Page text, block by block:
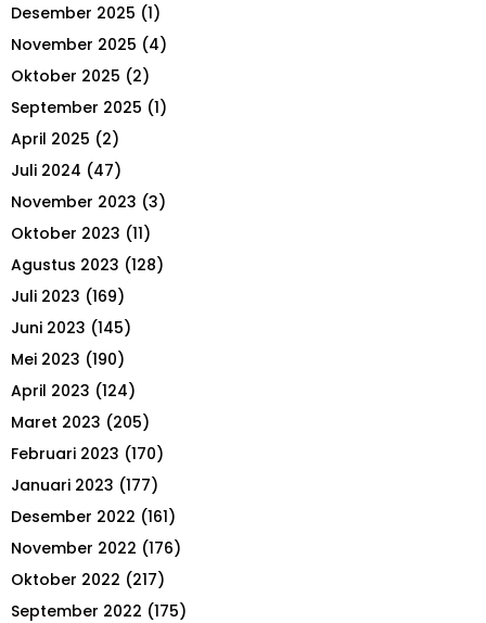
f
o
r
Desember 2025 (1)
November 2025 (4)
Oktober 2025 (2)
September 2025 (1)
April 2025 (2)
Juli 2024 (47)
November 2023 (3)
Oktober 2023 (11)
Agustus 2023 (128)
Juli 2023 (169)
Juni 2023 (145)
Mei 2023 (190)
April 2023 (124)
Maret 2023 (205)
Februari 2023 (170)
Januari 2023 (177)
Desember 2022 (161)
November 2022 (176)
Oktober 2022 (217)
September 2022 (175)